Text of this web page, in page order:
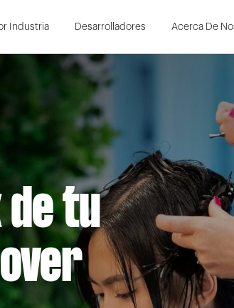
Industria Desarrolladores Acerca De
de tu